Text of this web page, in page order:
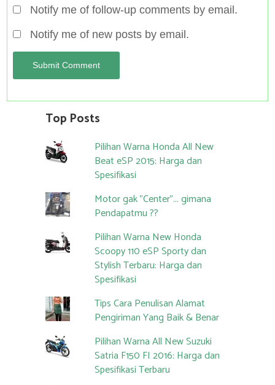
Notify me of follow-up comments by email.
Notify me of new posts by email.
Top Posts
Pilihan Warna Honda All New
Beat eSP 2015: Harga dan
Spesifikasi
Motor gak "Center"... gimana
Pendapatmu ??
Pilihan Warna New Honda
Scoopy 110 eSP Sporty dan
Stylish Terbaru: Harga dan
Spesifikasi
Tips Cara Penulisan Alamat
Pengiriman Yang Baik & Benar
Pilihan Warna All New Suzuki
Satria F150 FI 2016: Harga dan
Spesifikasi Terbaru